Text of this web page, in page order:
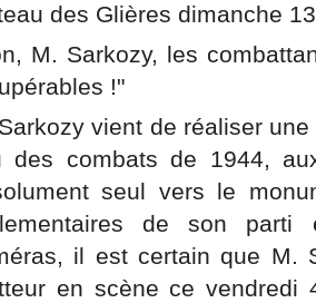
des Glières dimanche
M. Sarkozy, les
!"
vient de réaliser
des combats de 1944,
seul vers le
de son
il est certain que M.
en scène ce vendredi